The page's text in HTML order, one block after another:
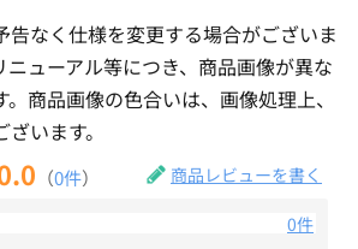
なく仕様を変更する場合がございま
ニューアル等につき、商品画像が異な
商品画像の色合いは、画像処理上、
います。
（0件） 商品レビューを書く
0件